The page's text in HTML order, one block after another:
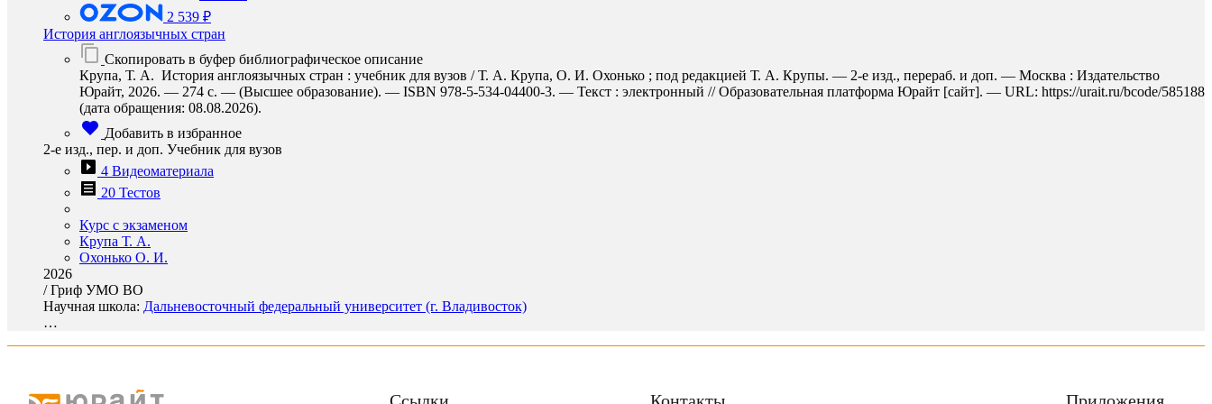
2 539 ₽
История англоязычных стран
Скопировать в буфер библиографическое описание
Крупа, Т. А. История англоязычных стран : учебник для вузов / Т. А. Крупа, О. И. Охонько ; под редакцией Т. А. Крупы. — 2-е изд., перераб. и доп. — Москва : Издательство
Юрайт, 2026. — 274 с. — (Высшее образование). — ISBN 978-5-534-04400-3. — Текст : электронный // Образовательная платформа Юрайт [сайт]. — URL: https://urait.ru/bcode/585188
(дата обращения: 08.08.2026).
Добавить в избранное
2-е изд., пер. и доп. Учебник для вузов
4 Видеоматериала
20 Тестов
Курс с экзаменом
Крупа Т. А.
Охонько О. И.
2026
/Гриф УМО ВО
Научная школа: Дальневосточный федеральный университет (г. Владивосток)
…